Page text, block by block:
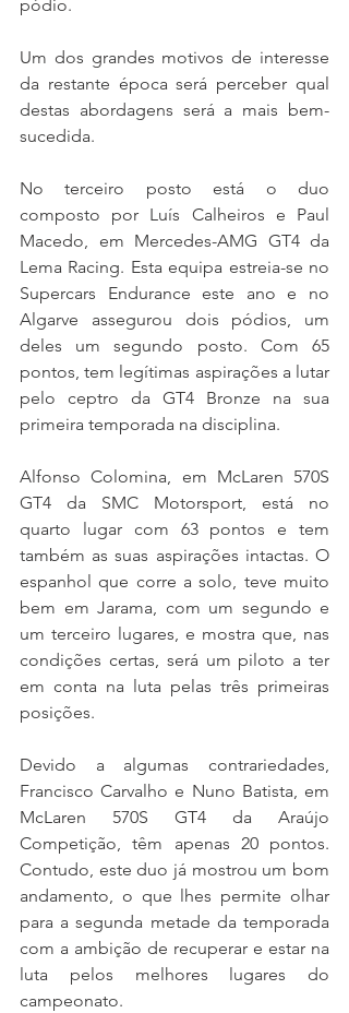
pódio.
Um dos grandes motivos de interesse
da restante época será perceber qual
destas abordagens será a mais bem-
sucedida.
No terceiro posto está o duo
composto por Luís Calheiros e Paul
Macedo, em Mercedes-AMG GT4 da
Lema Racing. Esta equipa estreia-se no
Supercars Endurance este ano e no
Algarve assegurou dois pódios, um
deles um segundo posto. Com 65
pontos, tem legítimas aspirações a lutar
pelo ceptro da GT4 Bronze na sua
primeira temporada na disciplina.
Alfonso Colomina, em McLaren 570S
GT4 da SMC Motorsport, está no
quarto lugar com 63 pontos e tem
também as suas aspirações intactas. O
espanhol que corre a solo, teve muito
bem em Jarama, com um segundo e
um terceiro lugares, e mostra que, nas
condições certas, será um piloto a ter
em conta na luta pelas três primeiras
posições.
Devido a algumas contrariedades,
Francisco Carvalho e Nuno Batista, em
McLaren 570S GT4 da Araújo
Competição, têm apenas 20 pontos.
Contudo, este duo já mostrou um bom
andamento, o que lhes permite olhar
para a segunda metade da temporada
com a ambição de recuperar e estar na
luta pelos melhores lugares do
campeonato.